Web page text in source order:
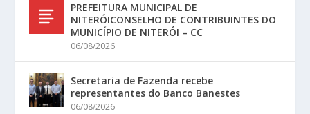
PREFEITURA MUNICIPAL DE
NITERÓICONSELHO DE CONTRIBUINTES DO
MUNICÍPIO DE NITERÓI – CC
06/08/2026
Secretaria de Fazenda recebe
representantes do Banco Banestes
06/08/2026